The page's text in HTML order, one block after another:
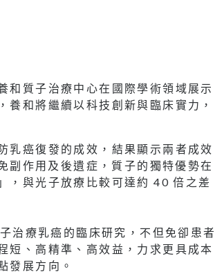
和質子治療中心在國際學術領域展示
和將繼續以科技創新與臨床實力，
乳癌復發的成效，結果顯示兩者成效
副作用及後遺症，質子的獨特優勢在
，與光子放療比較可達約 40 倍之差
治療乳癌的臨床研究，不但免卻患者
短、高精準、高效益，力求更具成本
發展方向。